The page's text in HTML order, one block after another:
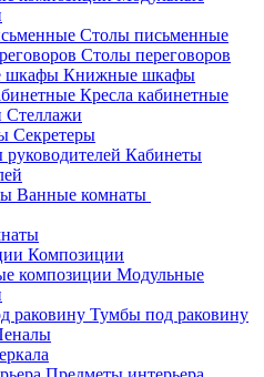
Столы письменные
Столы переговоров
Книжные шкафы
Кресла кабинетные
Стеллажи
Секретеры
Кабинеты
Ванные комнаты
Композиции
Модульные
Тумбы под раковину